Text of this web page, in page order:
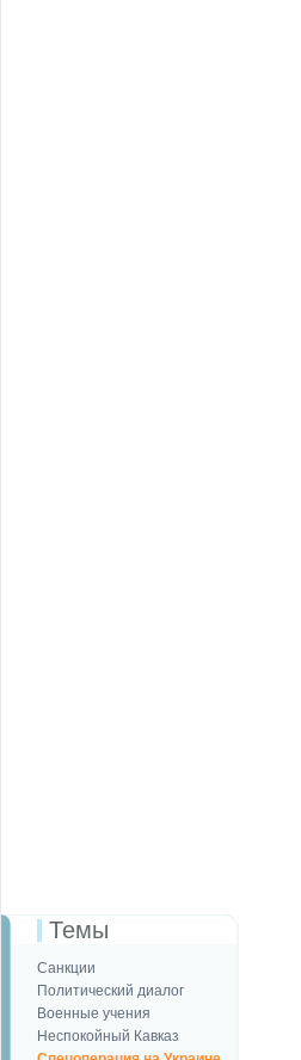
Темы
Санкции
Политический диалог
Военные учения
Неспокойный Кавказ